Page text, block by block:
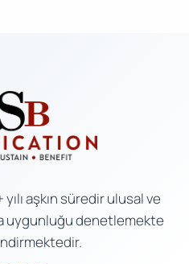
aşkın süredir ulusal ve
uygunluğu denetlemekte